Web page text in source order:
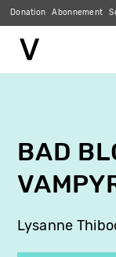
Donation Abonnement
BAD
Lysanne